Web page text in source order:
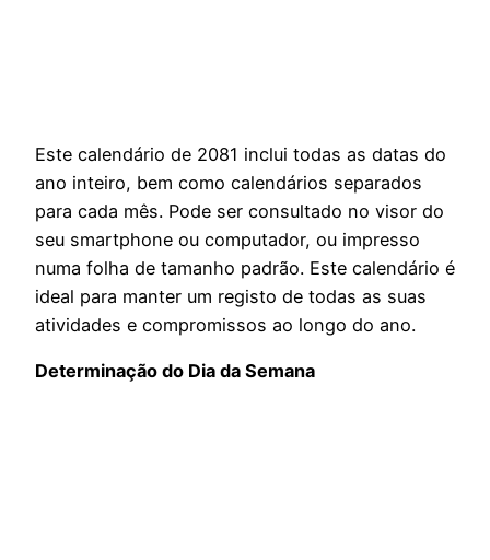
Este calendário de 2081 inclui todas as datas do
ano inteiro, bem como calendários separados
para cada mês. Pode ser consultado no visor do
seu smartphone ou computador, ou impresso
numa folha de tamanho padrão. Este calendário é
ideal para manter um registo de todas as suas
atividades e compromissos ao longo do ano.
Determinação do Dia da Semana